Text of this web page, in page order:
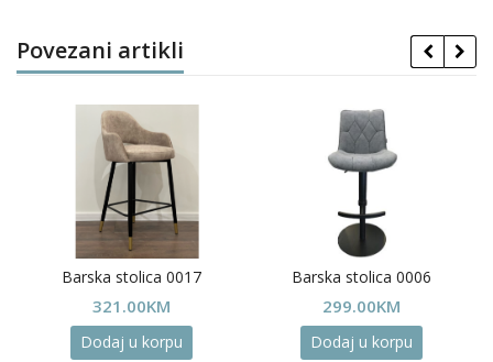
Povezani artikli
Barska stolica 0017
321.00KM
Dodaj u korpu
Barska stolica 0006
299.00KM
Dodaj u korpu